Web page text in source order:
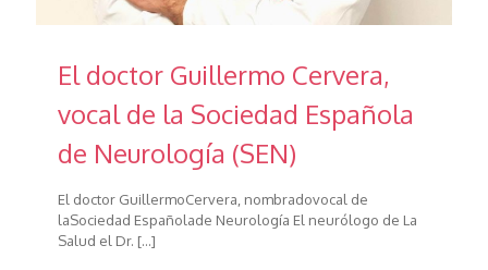
El doctor Guillermo Cervera,
vocal de la Sociedad Española
de Neurología (SEN)
El doctor GuillermoCervera, nombradovocal de
laSociedad Españolade Neurología El neurólogo de La
Salud el Dr. […]